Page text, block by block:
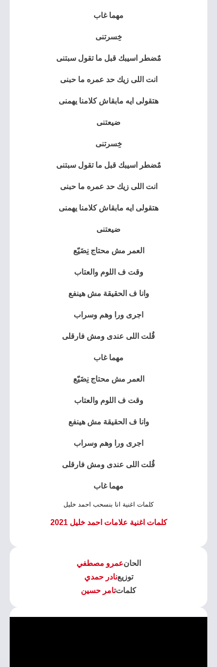
مهما غاب
خِسرتنى
مٌضطر اسيبك قبل ما تقول سبتنى
انت اللى زيك حد عمره ما حبنى
هتقولى ايه مابقاش كلامنا يهمنى
ضيعتنى
خِسرتنى
مٌضطر اسيبك قبل ما تقول سبتنى
انت اللى زيك حد عمره ما حبنى
هتقولى ايه مابقاش كلامنا يهمنى
ضيعتنى
العمر مش محتاج نِضَيّع
وقت ف اللوم والعتاب
وانا ف الحقيقة مش هينفع
اجرى ورا وهم وسراب
قُلت اللى عندى ومش فارقلى
مهما غاب
العمر مش محتاج نِضَيّع
وقت ف اللوم والعتاب
وانا ف الحقيقة مش هينفع
اجرى ورا وهم وسراب
قُلت اللى عندى ومش فارقلى
مهما غاب
كلمات اغنية انا بنسحب احمد خليل
كلمات اغنية علامات احمد خليل 2021
الحانعمرو مصطفي
توزيعنادر حمدي
كلماتتامر حسين